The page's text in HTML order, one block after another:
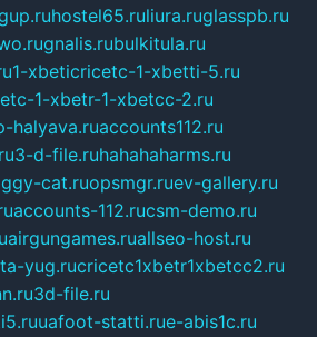
hostel65.ruliura.ruglasspb.ru
gnalis.rubulkitula.ru
1-xbeticricetc-1-xbetti-5.ru
1-xbetr-1-xbetcc-2.ru
halyava.ruaccounts112.ru
3-d-file.ruhahahaharms.ru
cat.ruopsmgr.ruev-gallery.ru
accounts-112.rucsm-demo.ru
airgungames.ruallseo-host.ru
yug.rucricetc1xbetr1xbetcc2.ru
3d-file.ru
uafoot-statti.rue-abis1c.ru